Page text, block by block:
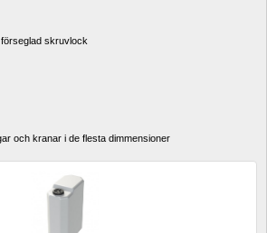
skruvlock
och kranar i de flesta dimmensioner